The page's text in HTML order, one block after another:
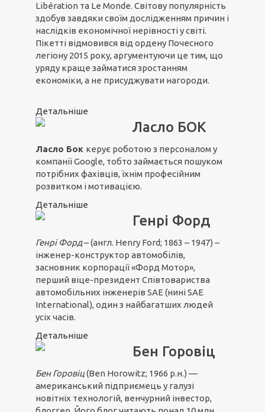
Libération та Le Monde. Світову популярність
здобув завдяки своїм дослідженням причин і
наслідків економічної нерівності у світі.
Пікетті відмовився від ордену Почесного
легіону 2015 року, аргументуючи це тим, що
уряду краще займатися зростанням
економіки, а не присуджувати нагороди.
Детальніше
Ласло БОК
Ласло Бок керує роботою з персоналом у
компанії Google, тобто займається пошуком
потрібних фахівців, їхнім професійним
розвитком і мотивацією.
Детальніше
Генрі Форд
Генрі Форд– (англ. Henry Ford; 1863 – 1947) –
інженер-конструктор автомобілів,
засновник корпорації «Форд Мотор»,
перший віце-президент Співтовариства
автомобільних інженерів SAE (нині SAE
International), один з найбагатших людей
усіх часів.
Детальніше
Бен Горовіц
Бен Горовіц(Ben Horowitz; 1966 р.н.) —
американський підприємець у галузі
новітніх технологій, венчурний інвестор,